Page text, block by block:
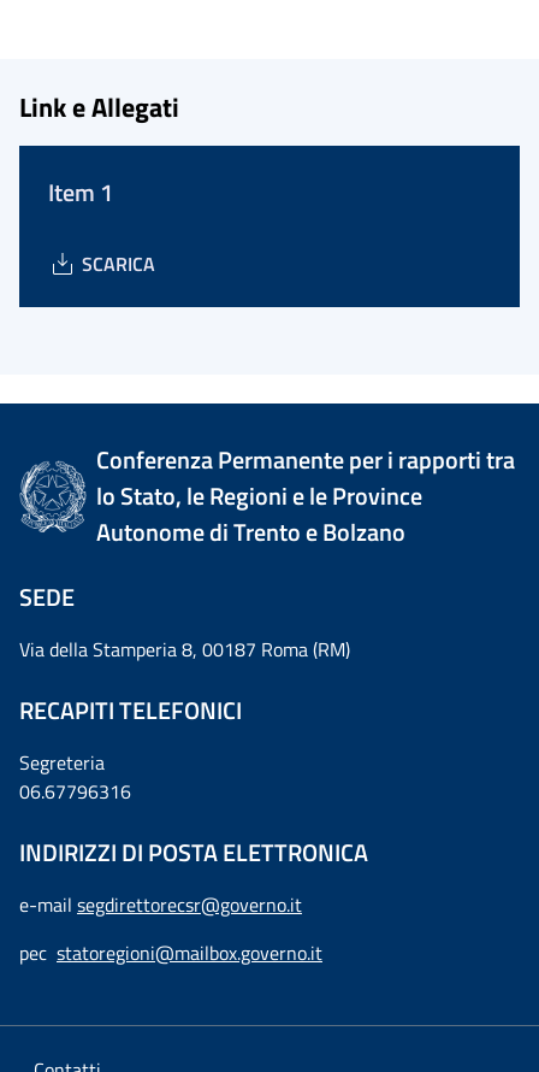
Link e Allegati
Item 1
SCARICA
Conferenza Permanente per i rapporti tra
lo Stato, le Regioni e le Province
Autonome di Trento e Bolzano
SEDE
Via della Stamperia 8, 00187 Roma (RM)
RECAPITI TELEFONICI
Segreteria
06.67796316
INDIRIZZI DI POSTA ELETTRONICA
e-mail segdirettorecsr@governo.it
pec statoregioni@mailbox.governo.it